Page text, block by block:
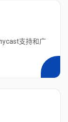
支持和广